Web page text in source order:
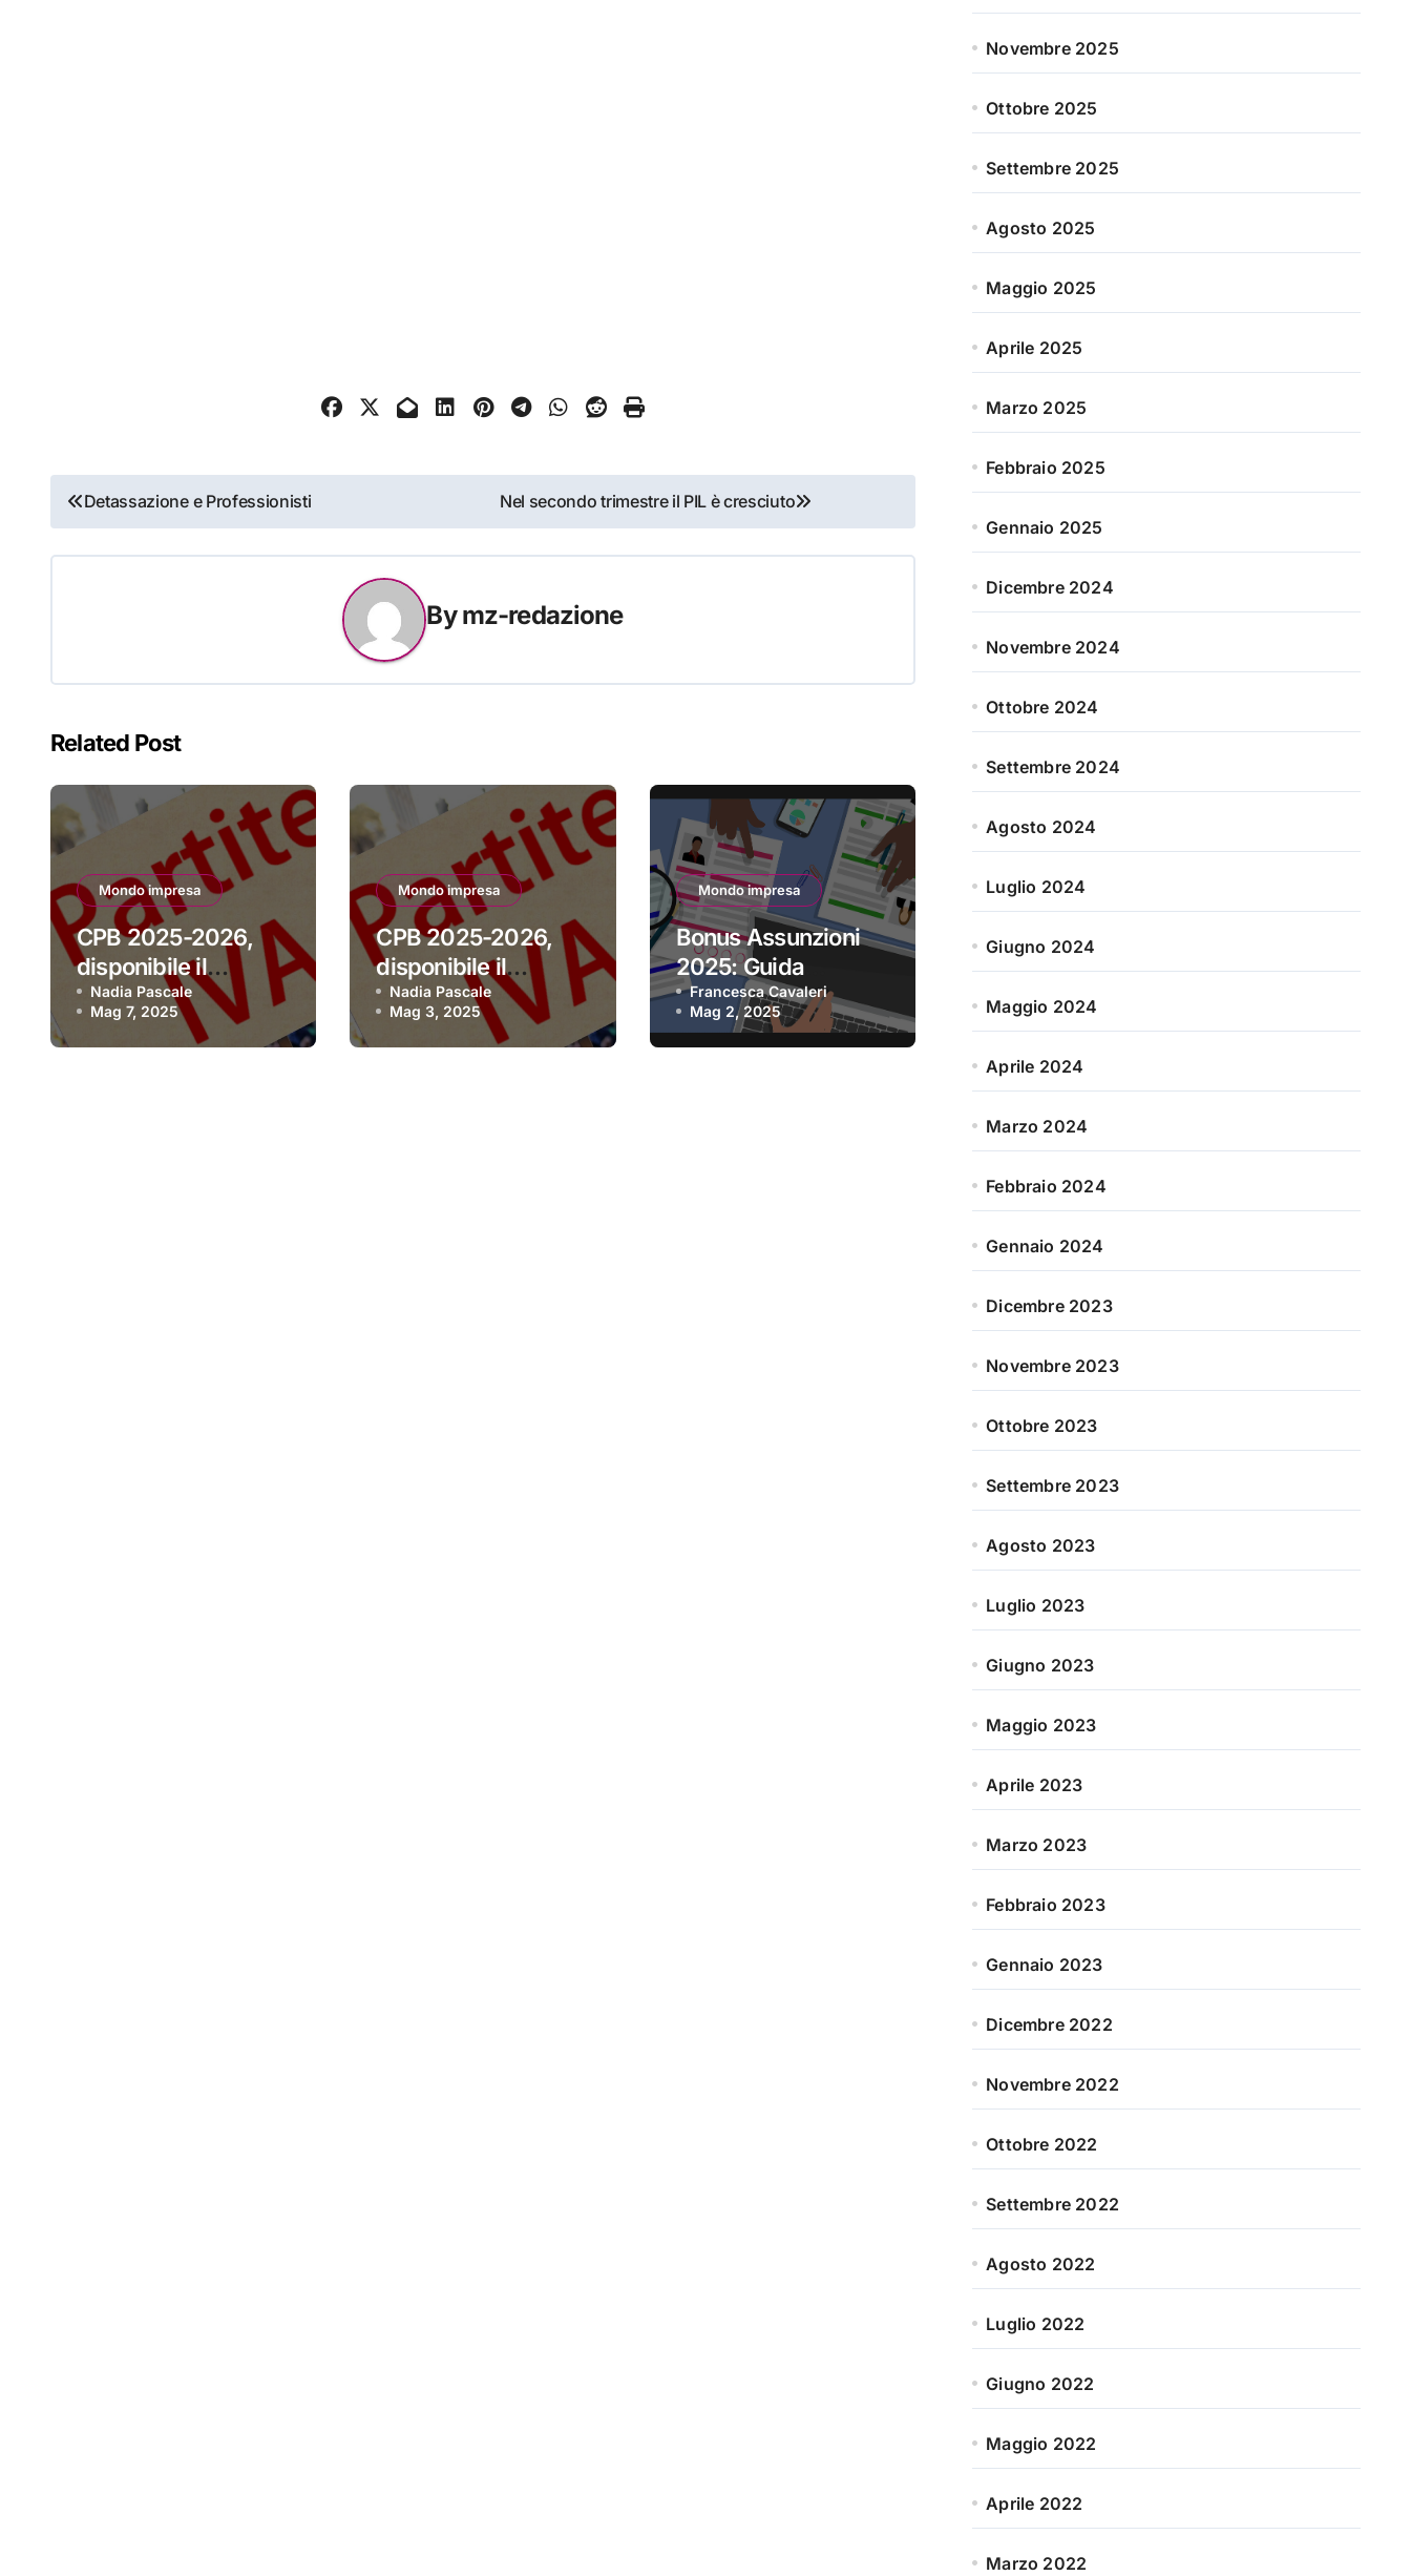
Navigazione
articoli
Detassazione e Professionisti Nel secondo trimestre il PIL è cresciuto
Bymz-redazione
Related Post
Mondo impresa
CPB 2025-2026,
disponibile il
software per aderire
Nadia Pascale
Mag 7, 2025
Mondo impresa
CPB 2025-2026,
disponibile il
software per aderire
Nadia Pascale
Mag 3, 2025
Mondo impresa
Bonus Assunzioni
2025: Guida
Completa alle
Agevolazioni per le
Imprese
Francesca Cavaleri
Mag 2, 2025
Novembre 2025
Ottobre 2025
Settembre 2025
Agosto 2025
Maggio 2025
Aprile 2025
Marzo 2025
Febbraio 2025
Gennaio 2025
Dicembre 2024
Novembre 2024
Ottobre 2024
Settembre 2024
Agosto 2024
Luglio 2024
Giugno 2024
Maggio 2024
Aprile 2024
Marzo 2024
Febbraio 2024
Gennaio 2024
Dicembre 2023
Novembre 2023
Ottobre 2023
Settembre 2023
Agosto 2023
Luglio 2023
Giugno 2023
Maggio 2023
Aprile 2023
Marzo 2023
Febbraio 2023
Gennaio 2023
Dicembre 2022
Novembre 2022
Ottobre 2022
Settembre 2022
Agosto 2022
Luglio 2022
Giugno 2022
Maggio 2022
Aprile 2022
Marzo 2022